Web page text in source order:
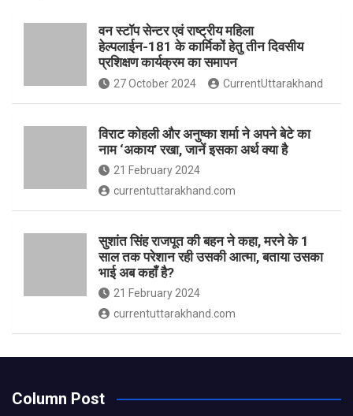
वन स्टॉप सेन्टर एवं राष्ट्रीय महिला
हेल्पलाईन-181 के कार्मिकों हेतु तीन दिवसीय
प्रशिक्षण कार्यक्रम का समापन
27 October 2024 CurrentUttarakhand
विराट कोहली और अनुष्का शर्मा ने अपने बेटे का
नाम ‘अकाय’ रखा, जानें इसका अर्थ क्‍या है
21 February 2024
currentuttarakhand.com
सुशांत सिंह राजपूत की बहन ने कहा, मरने के 1
साल तक परेशान रही उसकी आत्मा, बताया उसका
भाई अब कहाँ है?
21 February 2024
currentuttarakhand.com
Column Post